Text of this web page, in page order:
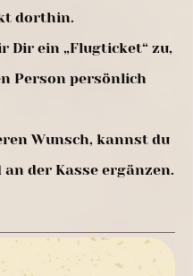
dorthin.
Dir ein „Flugticket“ zu,
Person persönlich
Wunsch, kannst du
der Kasse ergänzen.